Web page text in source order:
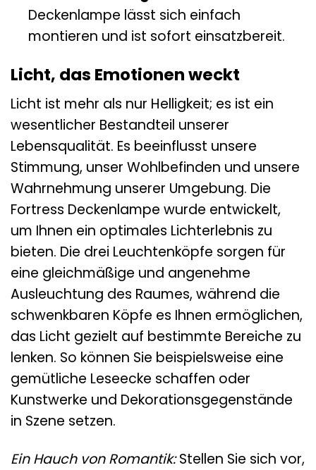
Deckenlampe lässt sich einfach
montieren und ist sofort einsatzbereit.
Licht, das Emotionen weckt
Licht ist mehr als nur Helligkeit; es ist ein
wesentlicher Bestandteil unserer
Lebensqualität. Es beeinflusst unsere
Stimmung, unser Wohlbefinden und unsere
Wahrnehmung unserer Umgebung. Die
Fortress Deckenlampe wurde entwickelt,
um Ihnen ein optimales Lichterlebnis zu
bieten. Die drei Leuchtenköpfe sorgen für
eine gleichmäßige und angenehme
Ausleuchtung des Raumes, während die
schwenkbaren Köpfe es Ihnen ermöglichen,
das Licht gezielt auf bestimmte Bereiche zu
lenken. So können Sie beispielsweise eine
gemütliche Leseecke schaffen oder
Kunstwerke und Dekorationsgegenstände
in Szene setzen.
Ein Hauch von Romantik:Stellen Sie sich vor,